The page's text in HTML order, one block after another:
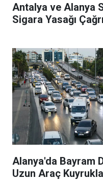
Antalya ve Alanya
Sigara Yasağı
Alanya'da Bayram
Uzun Araç